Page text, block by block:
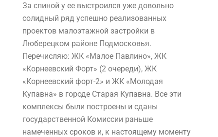
За спиной у ее выстроился уже довольно
солидный ряд успешно реализованных
проектов малоэтажной застройки в
Люберецком районе Подмосковья.
Перечисляю: ЖК «Малое Павлино», ЖК
«Корнеевский Форт» (2 очереди), ЖК
«Корнеевский форт-2» и ЖК «Молодая
Купавна» в городе Старая Купавна. Все эти
комплексы были построены и сданы
государственной Комиссии раньше
намеченных сроков и, к настоящему моменту